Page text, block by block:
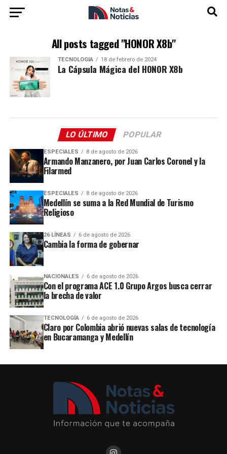
All posts tagged "HONOR X8b"
TECNOLOGÍA 18 de febrero de 2024
La Cápsula Mágica del HONOR X8b
LO ÚLTIMO POPULAR
ESPECIALES 8 de agosto de 2026
Armando Manzanero, por Juan Carlos Coronel y la
Filarmed
ESPECIALES 8 de agosto de 2026
Medellín se suma a la Red Mundial de Turismo
Religioso
26 LÍNEAS 6 de agosto de 2026
Cambia la forma de gobernar
NACIONALES 6 de agosto de 2026
Con el programa ACE 1.0 Grupo Argos busca cerrar
la brecha de valor
TECNOLOGÍA 6 de agosto de 2026
Claro por Colombia abrió nuevas salas de tecnología
en Bucaramanga y Medellín